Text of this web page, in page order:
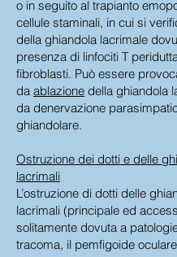
o in seguito al trapianto
cellule staminali, in cui si
della ghiandola lacrimale
presenza di linfociti T
fibroblasti. Può essere
da ablazione della ghiandola
da denervazione
ghiandolare.
Ostruzione dei dotti e delle
lacrimali
L’ostruzione di dotti delle
lacrimali (principale ed
solitamente dovuta a
tracoma, il pemfigoide